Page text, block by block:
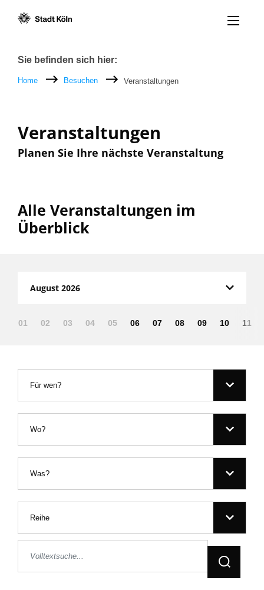
Menü
Breadcrumb
Sie befinden sich hier:
Home Besuchen Veranstaltungen
Veranstaltungen
Planen Sie Ihre nächste Veranstaltung
Alle Veranstaltungen im
Überblick
August 2026
01 02 03 04 05 06 07 08 09 10 11
Für wen?
Wo?
Was?
Reihe
Jetzt